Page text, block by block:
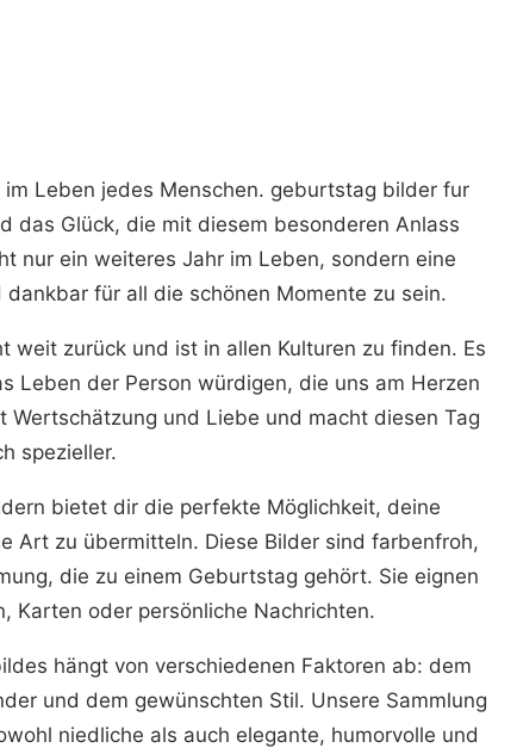
Leben jedes Menschen. geburtstag bilder fur
das Glück, die mit diesem besonderen Anlass
nur ein weiteres Jahr im Leben, sondern eine
für all die schönen Momente zu sein.
weit zurück und ist in allen Kulturen zu finden. Es
Leben der Person würdigen, die uns am Herzen
Wertschätzung und Liebe und macht diesen Tag
spezieller.
bietet dir die perfekte Möglichkeit, deine
Art zu übermitteln. Diese Bilder sind farbenfroh,
die zu einem Geburtstag gehört. Sie eignen
Karten oder persönliche Nachrichten.
hängt von verschiedenen Faktoren ab: dem
und dem gewünschten Stil. Unsere Sammlung
niedliche als auch elegante, humorvolle und